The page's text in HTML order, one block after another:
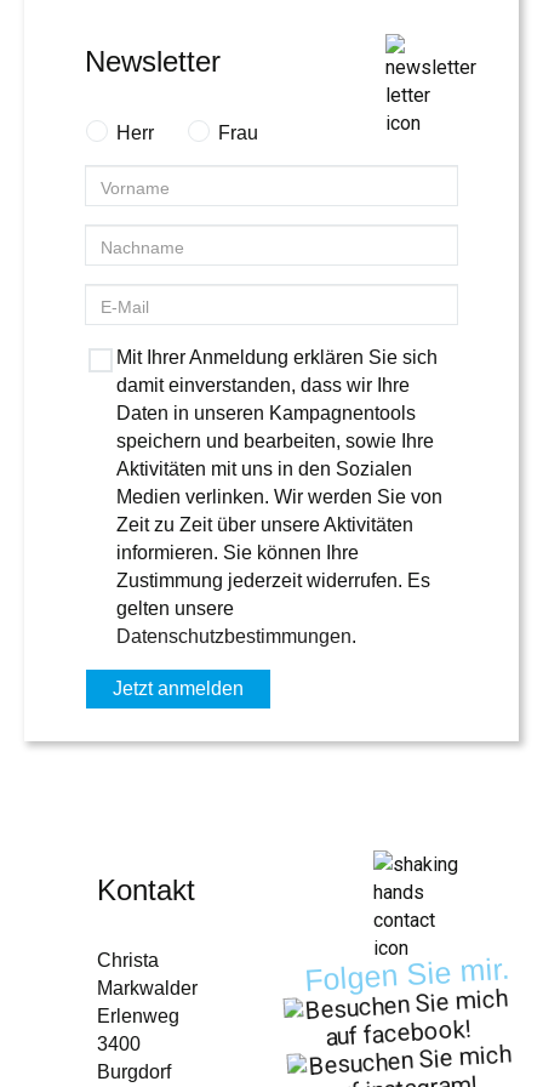
Newsletter
Herr Frau
Mit Ihrer Anmeldung erklären Sie sich
damit einverstanden, dass wir Ihre
Daten in unseren Kampagnentools
speichern und bearbeiten, sowie Ihre
Aktivitäten mit uns in den Sozialen
Medien verlinken. Wir werden Sie von
Zeit zu Zeit über unsere Aktivitäten
informieren. Sie können Ihre
Zustimmung jederzeit widerrufen. Es
gelten unsere
Datenschutzbestimmungen.
Kontakt
Christa
Markwalder
Erlenweg
3400
Burgdorf
Folgen Sie mir.